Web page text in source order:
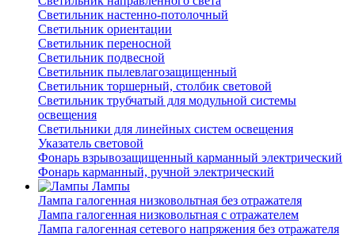
Светильник настенно-потолочный
Светильник ориентации
Светильник переносной
Светильник подвесной
Светильник пылевлагозащищенный
Светильник торшерный, столбик световой
Светильник трубчатый для модульной системы
освещения
Светильники для линейных систем освещения
Указатель световой
Фонарь взрывозащищенный карманный электрический
Фонарь карманный, ручной электрический
Лампы
Лампа галогенная низковольтная без отражателя
Лампа галогенная низковольтная с отражателем
Лампа галогенная сетевого напряжения без отражателя